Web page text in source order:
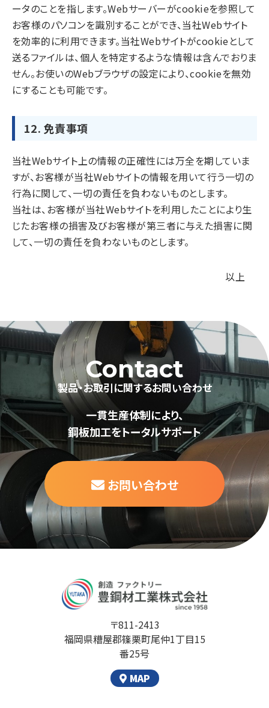
ータのことを指します。Webサーバーがcookieを参照して
お客様のパソコンを識別することができ、当社Webサイト
を効率的に利用できます。当社Webサイトがcookieとして
送るファイルは、個人を特定するような情報は含んでおりま
せん。お使いのWebブラウザの設定により、cookieを無効
にすることも可能です。
12. 免責事項
当社Webサイト上の情報の正確性には万全を期していま
すが、お客様が当社Webサイトの情報を用いて行う一切の
行為に関して、一切の責任を負わないものとします。
当社は、お客様が当社Webサイトを利用したことにより生
じたお客様の損害及びお客様が第三者に与えた損害に関
して、一切の責任を負わないものとします。
以上
Contact
製品・お取引に関するお問い合わせ
一貫生産体制により、
鋼板加工をトータルサポート
お問い合わせ
〒811-2413
福岡県糟屋郡篠栗町尾仲1丁目15
番25号
MAP